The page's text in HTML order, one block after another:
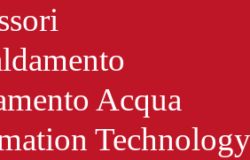
Acqua
Technology